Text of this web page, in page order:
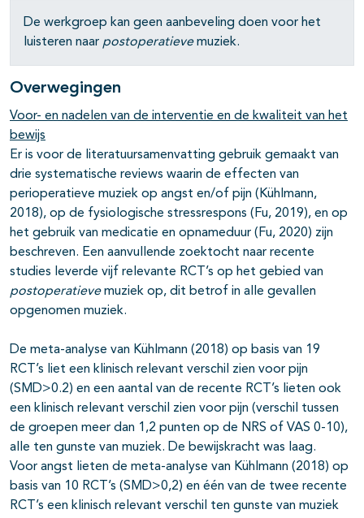
open- en dichtklappen
De werkgroep kan geen aanbeveling doen voor het
luisteren naar postoperatievemuziek.
Overwegingen
Voor- en nadelen van de interventie en de kwaliteit van het
bewijs
Er is voor de literatuursamenvatting gebruik gemaakt van
drie systematische reviews waarin de effecten van
perioperatieve muziek op angst en/of pijn (Kühlmann,
2018), op de fysiologische stressrespons (Fu, 2019), en op
het gebruik van medicatie en opnameduur (Fu, 2020) zijn
beschreven. Een aanvullende zoektocht naar recente
studies leverde vijf relevante RCT’s op het gebied van
postoperatievemuziek op, dit betrof in alle gevallen
opgenomen muziek.
De meta-analyse van Kühlmann (2018) op basis van 19
RCT’s liet een klinisch relevant verschil zien voor pijn
(SMD>0.2) en een aantal van de recente RCT’s lieten ook
een klinisch relevant verschil zien voor pijn (verschil tussen
de groepen meer dan 1,2 punten op de NRS of VAS 0-10),
alle ten gunste van muziek. De bewijskracht was laag.
Voor angst lieten de meta-analyse van Kühlmann (2018) op
basis van 10 RCT’s (SMD>0,2) en één van de twee recente
RCT’s een klinisch relevant verschil ten gunste van muziek